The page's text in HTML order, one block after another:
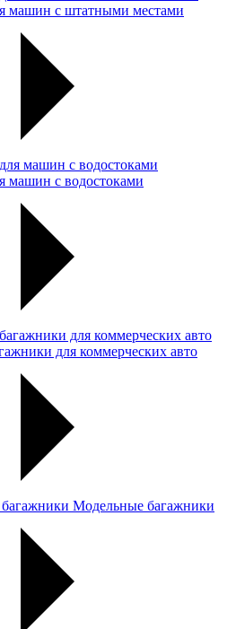
машин с штатными местами
машин с водостоками
для коммерческих авто
Модельные багажники